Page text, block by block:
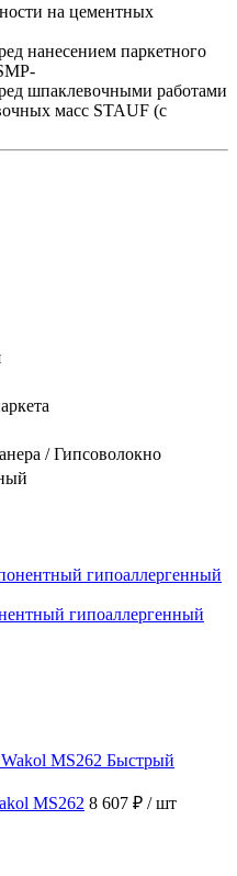
на цементных
нанесением паркетного
шпаклевочными работами
масс STAUF (с
/ Гипсоволокно
гипоаллергенный
Быстрый
MS262 8 607 ₽ / шт